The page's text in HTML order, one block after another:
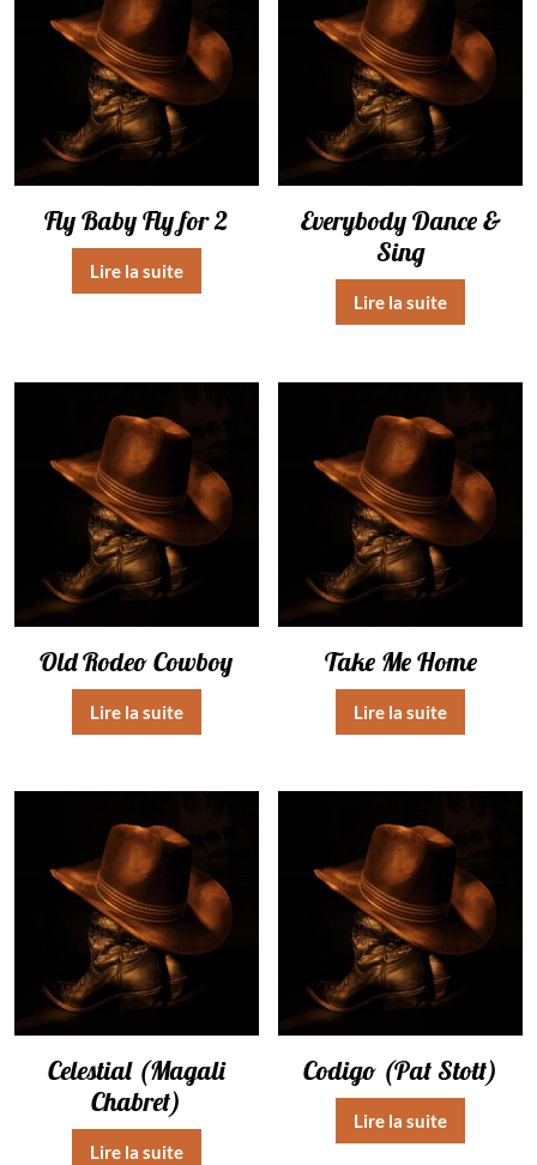
Fly Baby Fly for 2
Lire la suite
Everybody Dance &
Sing
Lire la suite
Old Rodeo Cowboy
Lire la suite
Take Me Home
Lire la suite
Celestial (Magali
Chabret)
Lire la suite
Codigo (Pat Stott)
Lire la suite